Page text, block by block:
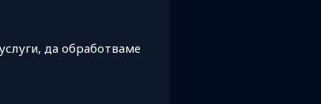
да обработваме